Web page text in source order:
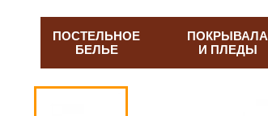
ПОСТЕЛЬНОЕ
БЕЛЬЕ
ПОКРЫВАЛА
И ПЛЕДЫ